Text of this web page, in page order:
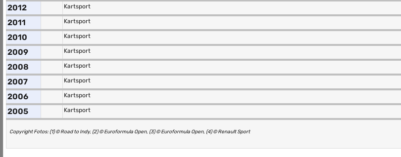
2012 Kartsport
2011 Kartsport
2010 Kartsport
2009 Kartsport
2008 Kartsport
2007 Kartsport
2006 Kartsport
2005 Kartsport
Copyright Fotos: (1) © Road to Indy, (2) © Euroformula Open, (3) © Euroformula Open, (4) © Renault Sport